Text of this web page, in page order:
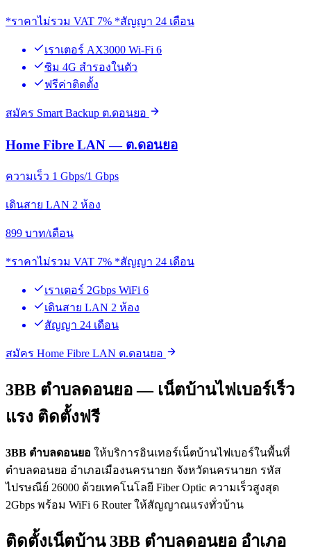
*ราคาไม่รวม VAT 7% *สัญญา 24 เดือน
เราเตอร์ AX3000 Wi-Fi 6
ซิม 4G สำรองในตัว
ฟรีค่าติดตั้ง
สมัคร Smart Backup ต.ดอนยอ
Home Fibre LAN — ต.ดอนยอ
ความเร็ว 1 Gbps/1 Gbps
เดินสาย LAN 2 ห้อง
899 บาท/เดือน
*ราคาไม่รวม VAT 7% *สัญญา 24 เดือน
เราเตอร์ 2Gbps WiFi 6
เดินสาย LAN 2 ห้อง
สัญญา 24 เดือน
สมัคร Home Fibre LAN ต.ดอนยอ
3BB ตำบลดอนยอ — เน็ตบ้านไฟเบอร์เร็ว
แรง ติดตั้งฟรี
3BB ตำบลดอนยอ ให้บริการอินเทอร์เน็ตบ้านไฟเบอร์ในพื้นที่
ตำบลดอนยอ อำเภอเมืองนครนายก จังหวัดนครนายก รหัส
ไปรษณีย์ 26000 ด้วยเทคโนโลยี Fiber Optic ความเร็วสูงสุด
2Gbps พร้อม WiFi 6 Router ให้สัญญาณแรงทั่วบ้าน
ติดตั้งเน็ตบ้าน 3BB ตำบลดอนยอ อำเภอ